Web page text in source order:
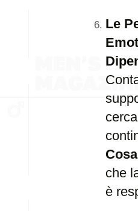
Le
che
è